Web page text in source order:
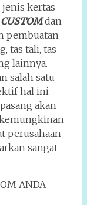
kertas
dan
pembuatan
tas tali, tas
lainnya.
salah satu
hal ini
akan
perusahaan
sangat
ANDA